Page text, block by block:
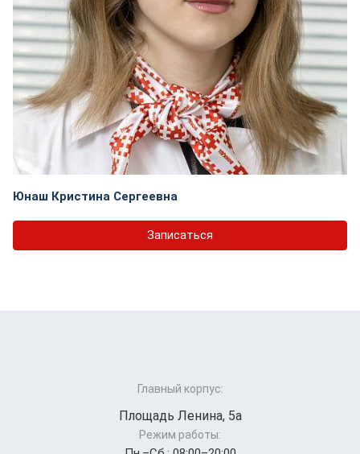
Юнаш Кристина Сергеевна
Записаться
Главный корпус:
Площадь Ленина, 5а
Режим работы: